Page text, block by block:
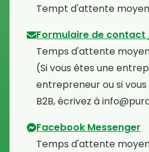
⁠Tempt d'attente moyen
Formulaire de contact
Temps d'attente
⁠(Si vous êtes une
entrepreneur ou si
B2B, écrivez à
Facebook Messenger
Temps d'attente